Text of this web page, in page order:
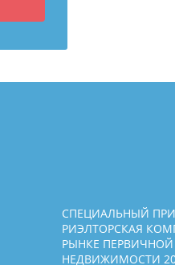
СПЕЦИАЛЬНЫЙ
РИЭЛТОРСКАЯ
РЫНКЕ ПЕРВИЧНОЙ
НЕДВИЖИМОСТИ